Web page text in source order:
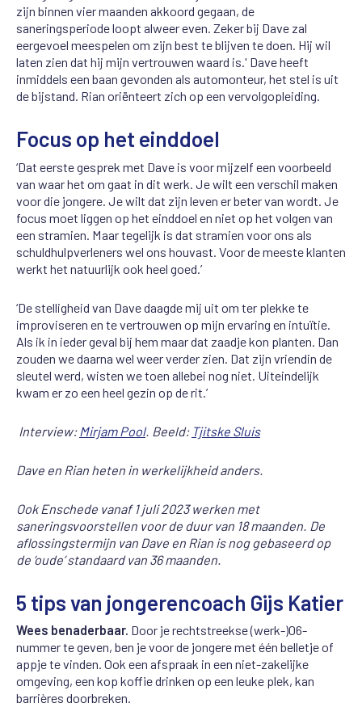
zijn binnen vier maanden akkoord gegaan, de
saneringsperiode loopt alweer even. Zeker bij Dave zal
eergevoel meespelen om zijn best te blijven te doen. Hij wil
laten zien dat hij mijn vertrouwen waard is.' Dave heeft
inmiddels een baan gevonden als automonteur, het stel is uit
de bijstand. Rian oriënteert zich op een vervolgopleiding.
Focus op het einddoel
‘Dat eerste gesprek met Dave is voor mijzelf een voorbeeld
van waar het om gaat in dit werk. Je wilt een verschil maken
voor die jongere. Je wilt dat zijn leven er beter van wordt. Je
focus moet liggen op het einddoel en niet op het volgen van
een stramien. Maar tegelijk is dat stramien voor ons als
schuldhulpverleners wel ons houvast. Voor de meeste klanten
werkt het natuurlijk ook heel goed.’
‘De stelligheid van Dave daagde mij uit om ter plekke te
improviseren en te vertrouwen op mijn ervaring en intuïtie.
Als ik in ieder geval bij hem maar dat zaadje kon planten. Dan
zouden we daarna wel weer verder zien. Dat zijn vriendin de
sleutel werd, wisten we toen allebei nog niet. Uiteindelijk
kwam er zo een heel gezin op de rit.’
Interview: Mirjam Pool. Beeld: Tjitske Sluis
Dave en Rian heten in werkelijkheid anders.
Ook Enschede vanaf 1 juli 2023 werken met
saneringsvoorstellen voor de duur van 18 maanden. De
aflossingstermijn van Dave en Rian is nog gebaseerd op
de ‘oude’ standaard van 36 maanden.
5 tips van jongerencoach Gijs Katier
Wees benaderbaar. Door je rechtstreekse (werk-)06-
nummer te geven, ben je voor de jongere met één belletje of
appje te vinden. Ook een afspraak in een niet-zakelijke
omgeving, een kop koffie drinken op een leuke plek, kan
barrières doorbreken.